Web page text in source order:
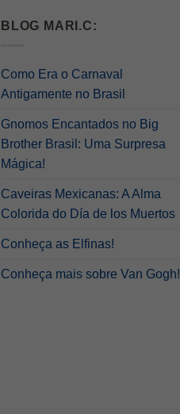
BLOG MARI.C:
Como Era o Carnaval
Antigamente no Brasil
Gnomos Encantados no Big
Brother Brasil: Uma Surpresa
Mágica!
Caveiras Mexicanas: A Alma
Colorida do Día de los Muertos
Conheça as Elfinas!
Conheça mais sobre Van Gogh!